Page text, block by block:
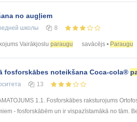
no augļiem
школы 8
Vairākjoslu paraugu savācējs • Paraugu
fosforskābes noteikšana Coca-cola®
13
1.1. Fosforskābes raksturojums
- fosforskābēm un ir vispazīstamākā no tām.